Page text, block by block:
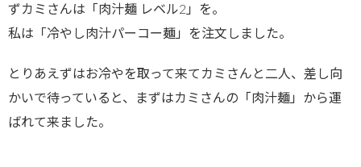
ずカミさんは「肉汁麺 レベル2」を。
私は「冷やし肉汁パーコー麺」を注文しました。
とりあえずはお冷やを取って来てカミさんと二人、差し向
かいで待っていると、まずはカミさんの「肉汁麺」から運
ばれて来ました。